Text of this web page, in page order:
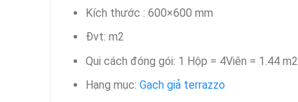
Kích thước : 600×600 mm
Đvt: m2
Qui cách đóng gói: 1 Hộp = 4Viên = 1.44 m2
Hạng mục:Gạch giả terrazzo